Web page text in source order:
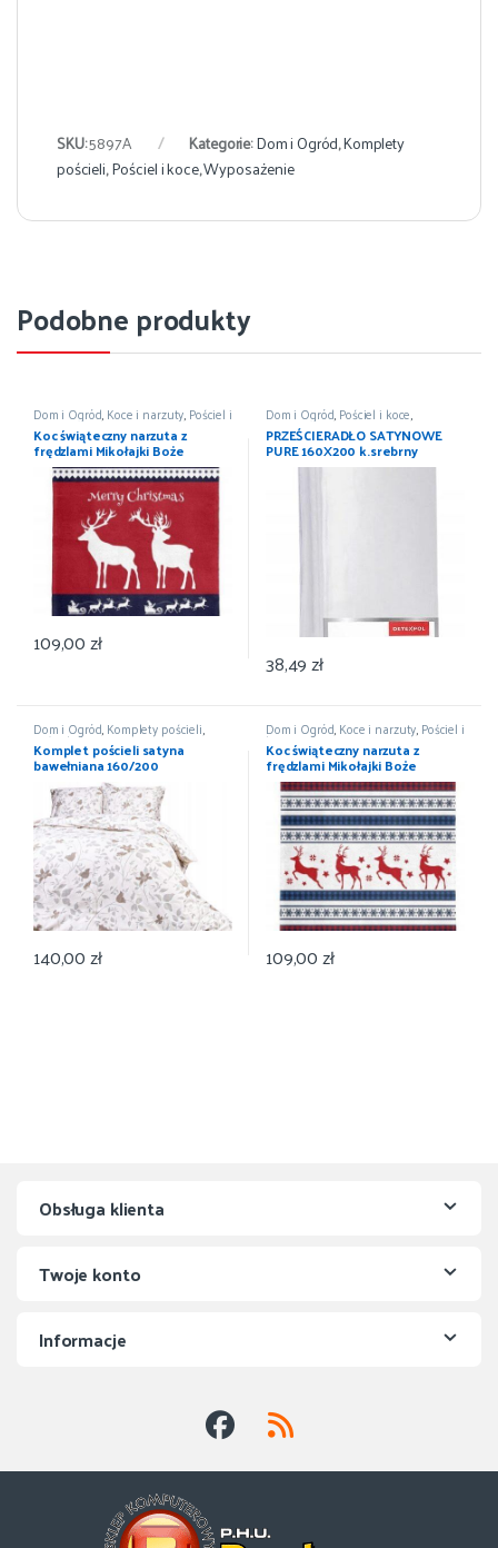
SKU:5897A Kategorie:Dom i Ogród,Komplety
pościeli,Pościel i koce,Wyposażenie
Podobne produkty
Dom i Ogród, Koce i narzuty, Pościel i
koce,Wyposażenie
Koc świąteczny narzuta z
frędzlami Mikołajki Boże
Narodzenie 150×200
109,00zł
Dom i Ogród, Pościel i koce,
Prześcieradła,Wyposażenie
PRZEŚCIERADŁO SATYNOWE
PURE 160X200 k.srebrny
DETEXPOL
38,49zł
Dom i Ogród, Komplety pościeli,
Pościel i koce ,Wyposażenie
Komplet pościeli satyna
bawełniana 160/200
140,00zł
Dom i Ogród, Koce i narzuty, Pościel i
koce,Wyposażenie
Koc świąteczny narzuta z
frędzlami Mikołajki Boże
Narodzenie 150×200
109,00zł
Obsługa klienta
Twoje konto
Informacje